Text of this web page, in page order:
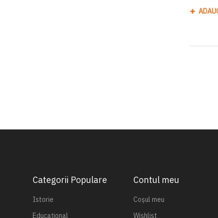
Categorii Populare
Istorie
Educațional
Contul meu
Coșul meu
Wishlist